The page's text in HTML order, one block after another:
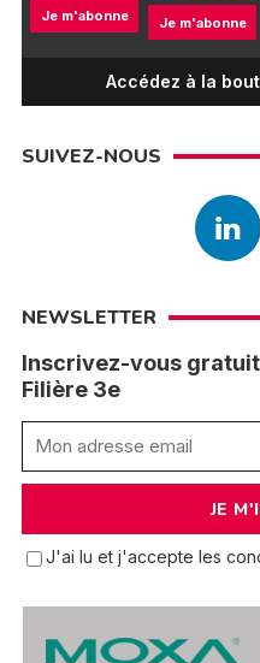
Je m'abonne Je m'abonne
Accédez à la
SUIVEZ-NOUS
NEWSLETTER
Inscrivez-vous
Filière 3e
J'ai lu et j'accepte les